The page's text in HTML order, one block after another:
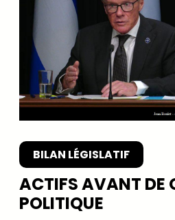
BILAN LÉGISLATIF
ACTIFS AVANT DE
POLITIQUE